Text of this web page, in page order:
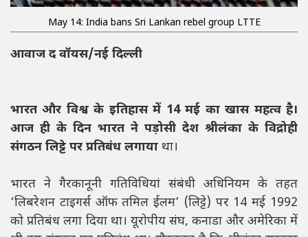
May 14: India bans Sri Lankan rebel group LTTE
आवाज द वॉयस/नई दिल्ली
भारत और विश्व के इतिहास में 14 मई का खास महत्व है।
आज ही के दिन भारत ने पड़ोसी देश श्रीलंका के विद्रोही
संगठन लिट्टे पर प्रतिबंध लगाया था।
भारत ने गैरकानूनी गतिविधियां संबंधी अधिनियम के तहत
‘लिबरेशन टाइगर्स ऑफ तमिल ईलम’ (लिट्टे) पर 14 मई 1992
को प्रतिबंध लगा दिया था। यूरोपीय संघ, कनाडा और अमेरिका में